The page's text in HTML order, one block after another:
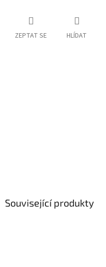
ZEPTAT SE HLÍDAT
Související produkty